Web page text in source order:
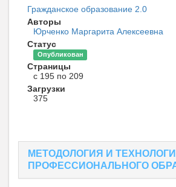
Гражданское образование 2.0
Авторы
Юрченко Маргарита Алексеевна
Статус
Опубликован
Страницы
с 195 по 209
Загрузки
375
МЕТОДОЛОГИЯ И
ПРОФЕССИОНАЛЬНОГО